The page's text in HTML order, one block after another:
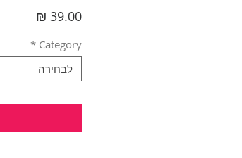
Category
*
לבחירה